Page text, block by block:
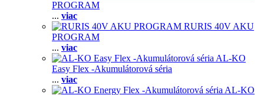
PROGRAM
... viac
RURIS 40V AKU
PROGRAM
... viac
AL-KO
Easy Flex -Akumulátorová séria
... viac
AL-KO